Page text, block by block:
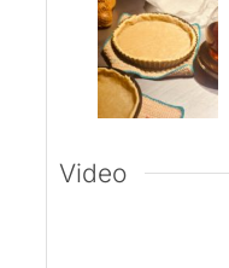
Video